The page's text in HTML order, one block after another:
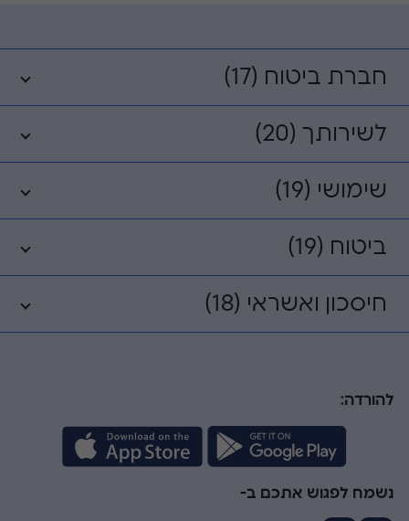
חברת ביטוח (17)
לשירותך (20)
שימושי (19)
ביטוח (19)
חיסכון ואשראי (18)
להורדה:
נשמח לפגוש אתכם ב-